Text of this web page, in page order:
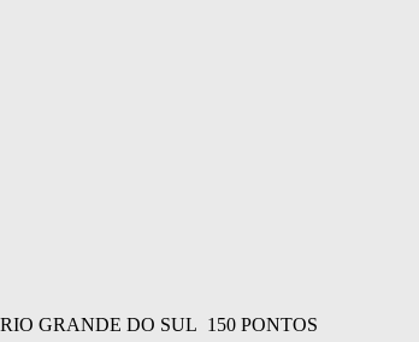
GRANDE DO SUL 150 PONTOS